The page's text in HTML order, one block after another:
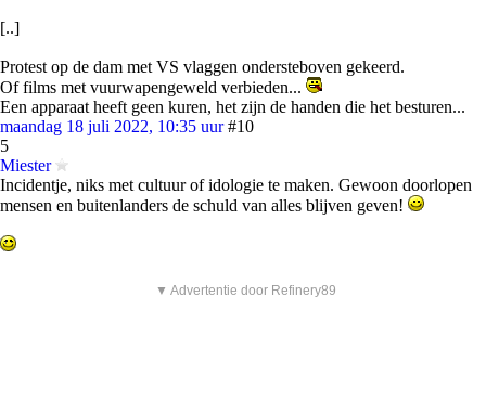
[..]
Protest op de dam met VS vlaggen ondersteboven gekeerd.
Of films met vuurwapengeweld verbieden...
Een apparaat heeft geen kuren, het zijn de handen die het besturen...
maandag 18 juli 2022, 10:35 uur #10
5
Miester
Incidentje, niks met cultuur of idologie te maken. Gewoon doorlopen
mensen en buitenlanders de schuld van alles blijven geven!
▼ Advertentie door Refinery89